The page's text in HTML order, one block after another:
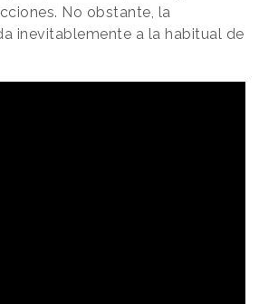
No obstante, la
inevitablemente a la habitual de